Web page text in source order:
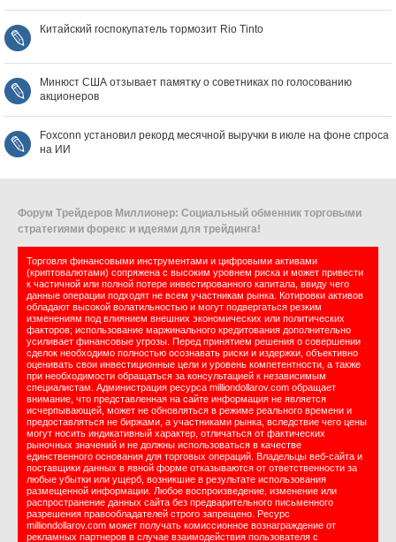
Китайский госпокупатель тормозит Rio Tinto
Минюст США отзывает памятку о советниках по голосованию
акционеров
Foxconn установил рекорд месячной выручки в июле на фоне спроса
на ИИ
Форум Трейдеров Миллионер: Социальный обменник торговыми
стратегиями форекс и идеями для трейдинга!
Торговля финансовыми инструментами и цифровыми активами
(криптовалютами) сопряжена с высоким уровнем риска и может привести
к частичной или полной потере инвестированного капитала, ввиду чего
данные операции подходят не всем участникам рынка. Котировки активов
обладают высокой волатильностью и могут подвергаться резким
изменениям под влиянием внешних экономических или политических
факторов; использование маржинального кредитования дополнительно
усиливает финансовые угрозы. Перед принятием решения о совершении
сделок необходимо полностью осознавать риски и издержки, объективно
оценивать свои инвестиционные цели и уровень компетентности, а также
при необходимости обращаться за консультацией к независимым
специалистам. Администрация ресурса milliondollarov.com обращает
внимание, что представленная на сайте информация не является
исчерпывающей, может не обновляться в режиме реального времени и
предоставляться не биржами, а участниками рынка, вследствие чего цены
могут носить индикативный характер, отличаться от фактических
рыночных значений и не должны использоваться в качестве
единственного основания для торговых операций. Владельцы веб-сайта и
поставщики данных в явной форме отказываются от ответственности за
любые убытки или ущерб, возникшие в результате использования
размещенной информации. Любое воспроизведение, изменение или
распространение данных сайта без предварительного письменного
разрешения правообладателей строго запрещено. Ресурс
milliondollarov.com может получать комиссионное вознаграждение от
рекламных партнеров в случае взаимодействия пользователя с